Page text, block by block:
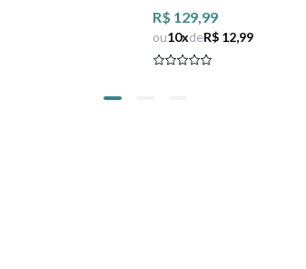
R$ 129,99
ou10xdeR$ 12,99